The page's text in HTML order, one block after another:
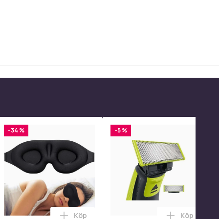
-34 %
Köp
-5 %
Köp